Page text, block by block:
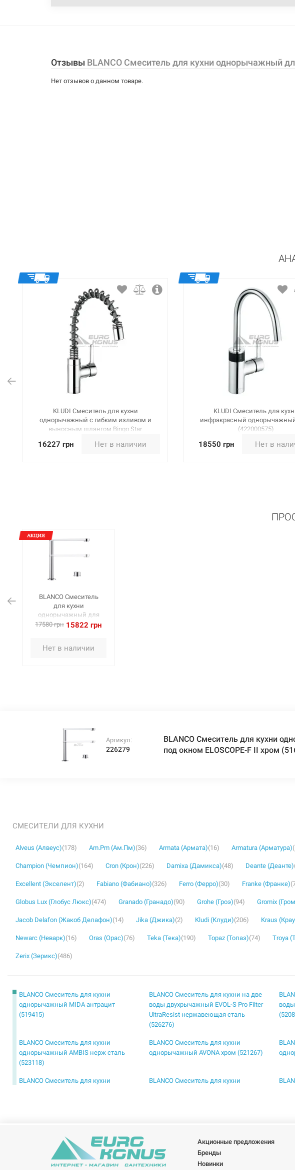
Отзывы BLANCO Смеситель для кухни однорычажный
Нет отзывов о данном товаре.
KLUDI Смеситель для кухни
однорычажный с гибким изливом и
выносным шлангом Bingo Star
16227 грн Нет в наличии
KLUDI Смеситель для
инфракрасный
(422000575)
18550 грн Нет в
BLANCO Смеситель
для кухни
однорычажный для
монтажа под окном
17580 грн 15822 грн
Нет в наличии
Артикул:
226279
BLANCO Смеситель для кухни
под окном ELOSCOPE-F II хром
СМЕСИТЕЛИ ДЛЯ КУХНИ
Alveus (Алвеус)(178) Am.Pm (Ам.Пм)(36) Armata (Армата)(16) Armatura (Арматура)
Champion (Чемпион)(164) Cron (Крон)(226) Damixa (Дамикса)(48) Deante (Деанте)
Excellent (Экселент)(2) Fabiano (Фабиано)(326) Ferro (Ферро)(30) Franke (Франке)
Globus Lux (Глобус Люкс)(474) Granado (Гранадо)(90) Grohe (Гроэ)(94) Gromix
Jacob Delafon (Жакоб Делафон)(14) Jika (Джика)(2) Kludi (Клуди)(206) Kraus
Newarc (Неварк)(16) Oras (Орас)(76) Teka (Тека)(190) Topaz (Топаз)(74) Troya
Zerix (Зерикс)(486)
BLANCO Смеситель для кухни
однорычажный MIDA антрацит
(519415)
BLANCO Смеситель для кухни на две
воды двухрычажный EVOL-S Pro Filter
UltraResist нержавеющая сталь
(526276)
BLANCO Смеситель для кухни
однорычажный AMBIS нерж сталь
(523118)
BLANCO Смеситель для кухни
однорычажный AVONA хром (521267)
BLANCO Смеситель для кухни
BLANCO Смеситель для кухни
окном DARAS-F хром (521751)
BLANCO Смеситель для кухни BLANCO Смеситель для кухни
Акционные предложения
Бренды
Новинки